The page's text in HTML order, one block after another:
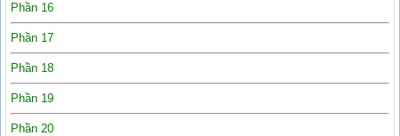
Phần 16
Phần 17
Phần 18
Phần 19
Phần 20